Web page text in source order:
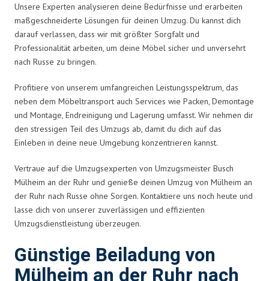
Unsere Experten analysieren deine Bedürfnisse und erarbeiten
maßgeschneiderte Lösungen für deinen Umzug. Du kannst dich
darauf verlassen, dass wir mit größter Sorgfalt und
Professionalität arbeiten, um deine Möbel sicher und unversehrt
nach Russe zu bringen.
Profitiere von unserem umfangreichen Leistungsspektrum, das
neben dem Möbeltransport auch Services wie Packen, Demontage
und Montage, Endreinigung und Lagerung umfasst. Wir nehmen dir
den stressigen Teil des Umzugs ab, damit du dich auf das
Einleben in deine neue Umgebung konzentrieren kannst.
Vertraue auf die Umzugsexperten von Umzugsmeister Busch
Mülheim an der Ruhr und genieße deinen Umzug von Mülheim an
der Ruhr nach Russe ohne Sorgen. Kontaktiere uns noch heute und
lasse dich von unserer zuverlässigen und effizienten
Umzugsdienstleistung überzeugen.
Günstige Beiladung von